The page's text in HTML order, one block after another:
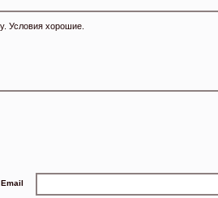
Условия хорошие.
Email